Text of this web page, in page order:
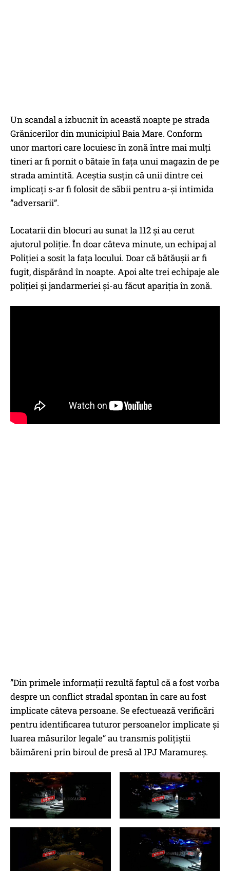
Un scandal a izbucnit în această noapte pe strada
Grănicerilor din municipiul Baia Mare. Conform
unor martori care locuiesc în zonă între mai mulți
tineri ar fi pornit o bătaie în fața unui magazin de pe
strada amintită. Aceștia susțin că unii dintre cei
implicați s-ar fi folosit de săbii pentru a-și intimida
”adversarii”.
Locatarii din blocuri au sunat la 112 și au cerut
ajutorul poliție. În doar câteva minute, un echipaj al
Poliției a sosit la fața locului. Doar că bătăușii ar fi
fugit, dispărând în noapte. Apoi alte trei echipaje ale
poliției și jandarmeriei și-au făcut apariția în zonă.
”Din primele informații rezultă faptul că a fost vorba
despre un conflict stradal spontan în care au fost
implicate câteva persoane. Se efectuează verificări
pentru identificarea tuturor persoanelor implicate și
luarea măsurilor legale” au transmis polițiștii
băimăreni prin biroul de presă al IPJ Maramureș.